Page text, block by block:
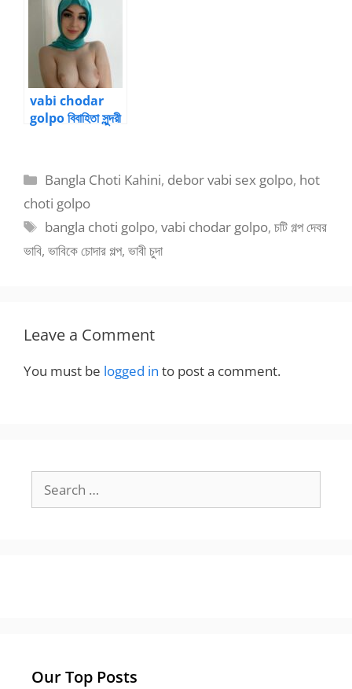
মারা বাংলা চটি
vabi chodar
golpo বিবাহিতা সুন্দরী
Categories
Bangla Choti Kahini, debor vabi sex golpo, hot
choti golpo
Tags
bangla choti golpo,vabi chodar golpo,চটি গল্প দেবর
ভাবি, ভাবিকে চোদার গল্প, ভাবী চুদা
Leave a Comment
You must be logged in to post a comment.
for:
Our Top Posts